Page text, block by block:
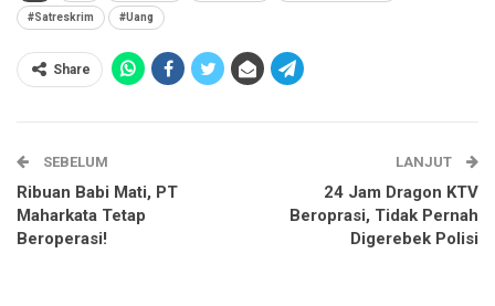
#Satreskrim #Uang
Share
SEBELUM
Ribuan Babi Mati, PT
Maharkata Tetap
Beroperasi!
LANJUT
24 Jam Dragon KTV
Beroprasi, Tidak Pernah
Digerebek Polisi